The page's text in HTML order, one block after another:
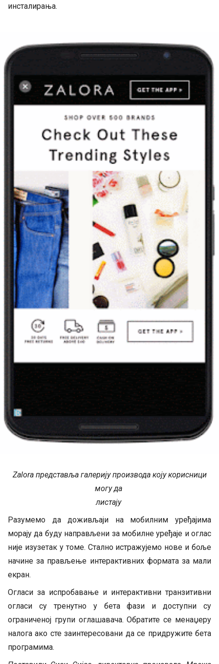
инсталирања.
Zalora представља галерију производа коју корисници
могу да
листају
Разумемо да доживљаји на мобилним уређајима
морају да буду направљени за мобилне уређаје и оглас
није изузетак у томе. Стално истражујемо нове и боље
начине за прављење интерактивних формата за мали
екран.
Огласи за испробавање и интерактивни транзитивни
огласи су тренутно у бета фази и доступни су
ограниченој групи оглашавача. Обратите се менаџеру
налога ако сте заинтересовани да се придружите бета
програмима.